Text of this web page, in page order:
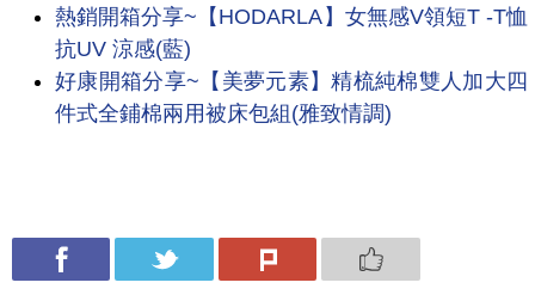
熱銷開箱分享~【HODARLA】女無感V領短T -T恤
抗UV 涼感(藍)
好康開箱分享~【美夢元素】精梳純棉雙人加大四
件式全鋪棉兩用被床包組(雅致情調)